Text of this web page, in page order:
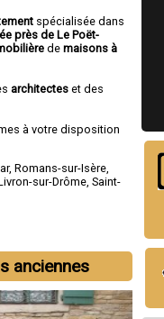
spécialisée dans
près de Le Poët-
demaisons à
architectes et des
à votre disposition
,Romans-sur-Isère
sur-Drôme ,Saint-
anciennes